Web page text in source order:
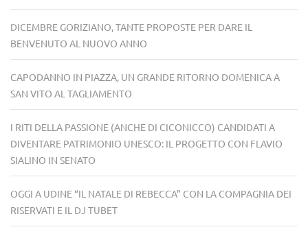
DICEMBRE GORIZIANO, TANTE PROPOSTE PER DARE IL
BENVENUTO AL NUOVO ANNO
CAPODANNO IN PIAZZA, UN GRANDE RITORNO DOMENICA A
SAN VITO AL TAGLIAMENTO
I RITI DELLA PASSIONE (ANCHE DI CICONICCO) CANDIDATI A
DIVENTARE PATRIMONIO UNESCO: IL PROGETTO CON FLAVIO
SIALINO IN SENATO
OGGI A UDINE “IL NATALE DI REBECCA” CON LA COMPAGNIA DEI
RISERVATI E IL DJ TUBET